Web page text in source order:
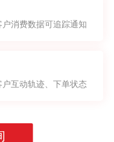
消费数据可追踪通知
互动轨迹、下单状态